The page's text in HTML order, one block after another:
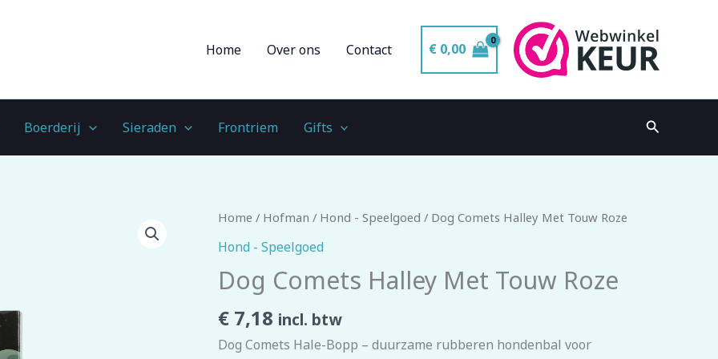
Home Over ons Contact € 0,00
Boerderij Sieraden Frontriem Gifts Zoeken
Home / Hofman / Hond - Speelgoed / Dog Comets Halley Met Touw Roze
Hond - Speelgoed
Dog Comets Halley Met Touw Roze
€ 7,18 incl. btw
Dog Comets Hale-Bopp – duurzame rubberen hondenbal voor
Dog
Comets
Met
Roze
aantal